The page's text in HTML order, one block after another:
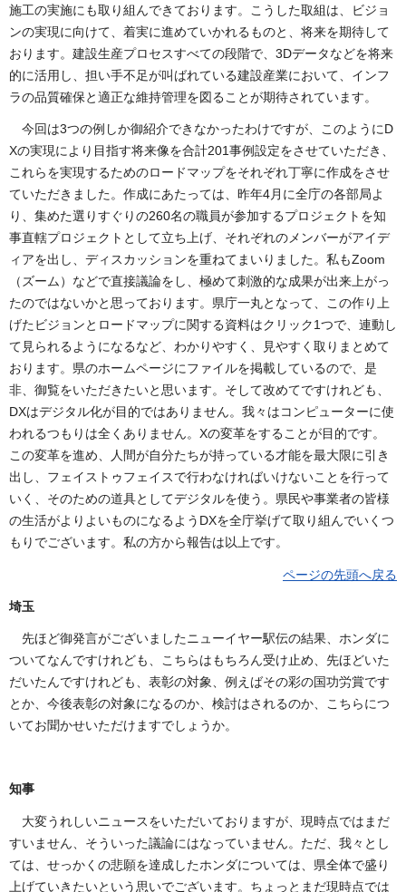
施工の実施にも取り組んできております。こうした取組は、ビジョ
ンの実現に向けて、着実に進めていかれるものと、将来を期待して
おります。建設生産プロセスすべての段階で、3Dデータなどを将来
的に活用し、担い手不足が叫ばれている建設産業において、インフ
ラの品質確保と適正な維持管理を図ることが期待されています。
今回は3つの例しか御紹介できなかったわけですが、このようにD
Xの実現により目指す将来像を合計201事例設定をさせていただき、
これらを実現するためのロードマップをそれぞれ丁寧に作成をさせ
ていただきました。作成にあたっては、昨年4月に全庁の各部局よ
り、集めた選りすぐりの260名の職員が参加するプロジェクトを知
事直轄プロジェクトとして立ち上げ、それぞれのメンバーがアイデ
ィアを出し、ディスカッションを重ねてまいりました。私もZoom
（ズーム）などで直接議論をし、極めて刺激的な成果が出来上がっ
たのではないかと思っております。県庁一丸となって、この作り上
げたビジョンとロードマップに関する資料はクリック1つで、連動し
て見られるようになるなど、わかりやすく、見やすく取りまとめて
おります。県のホームページにファイルを掲載しているので、是
非、御覧をいただきたいと思います。そして改めてですけれども、
DXはデジタル化が目的ではありません。我々はコンピューターに使
われるつもりは全くありません。Xの変革をすることが目的です。
この変革を進め、人間が自分たちが持っている才能を最大限に引き
出し、フェイストゥフェイスで行わなければいけないことを行って
いく、そのための道具としてデジタルを使う。県民や事業者の皆様
の生活がよりよいものになるようDXを全庁挙げて取り組んでいくつ
もりでございます。私の方から報告は以上です。
ページの先頭へ戻る
埼玉
先ほど御発言がございましたニューイヤー駅伝の結果、ホンダに
ついてなんですけれども、こちらはもちろん受け止め、先ほどいた
だいたんですけれども、表彰の対象、例えばその彩の国功労賞です
とか、今後表彰の対象になるのか、検討はされるのか、こちらにつ
いてお聞かせいただけますでしょうか。
知事
大変うれしいニュースをいただいておりますが、現時点ではまだ
すいません、そういった議論にはなっていません。ただ、我々とし
ては、せっかくの悲願を達成したホンダについては、県全体で盛り
上げていきたいという思いでございます。ちょっとまだ現時点では